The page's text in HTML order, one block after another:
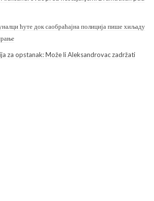
ћуте док саобраћајна полиција пише хиљаду
za opstanak: Može li Aleksandrovac zadržati